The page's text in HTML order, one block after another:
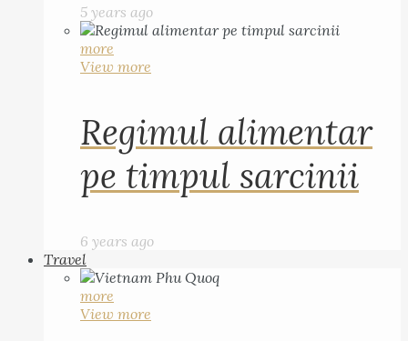
5 years ago
more
View more
Regimul alimentar
pe timpul sarcinii
6 years ago
Travel
more
View more